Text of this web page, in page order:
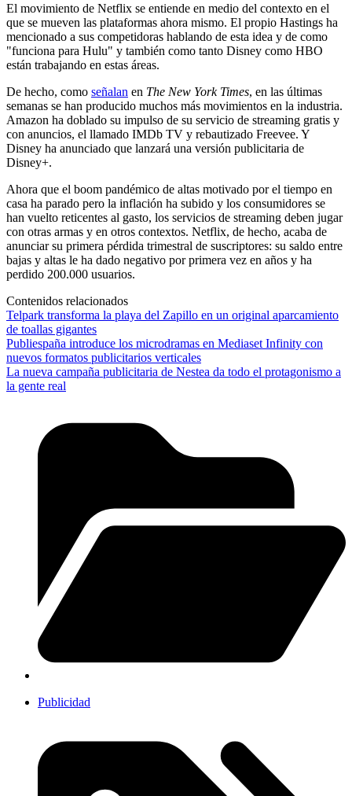
El movimiento de Netflix se entiende en medio del contexto en el
que se mueven las plataformas ahora mismo. El propio Hastings ha
mencionado a sus competidoras hablando de esta idea y de como
"funciona para Hulu" y también como tanto Disney como HBO
están trabajando en estas áreas.
De hecho, como señalan en The New York Times, en las últimas
semanas se han producido muchos más movimientos en la industria.
Amazon ha doblado su impulso de su servicio de streaming gratis y
con anuncios, el llamado IMDb TV y rebautizado Freevee. Y
Disney ha anunciado que lanzará una versión publicitaria de
Disney+.
Ahora que el boom pandémico de altas motivado por el tiempo en
casa ha parado pero la inflación ha subido y los consumidores se
han vuelto reticentes al gasto, los servicios de streaming deben jugar
con otras armas y en otros contextos. Netflix, de hecho, acaba de
anunciar su primera pérdida trimestral de suscriptores: su saldo entre
bajas y altas le ha dado negativo por primera vez en años y ha
perdido 200.000 usuarios.
Contenidos relacionados
Telpark transforma la playa del Zapillo en un original aparcamiento
de toallas gigantes
Publiespaña introduce los microdramas en Mediaset Infinity con
nuevos formatos publicitarios verticales
La nueva campaña publicitaria de Nestea da todo el protagonismo a
la gente real
Publicidad